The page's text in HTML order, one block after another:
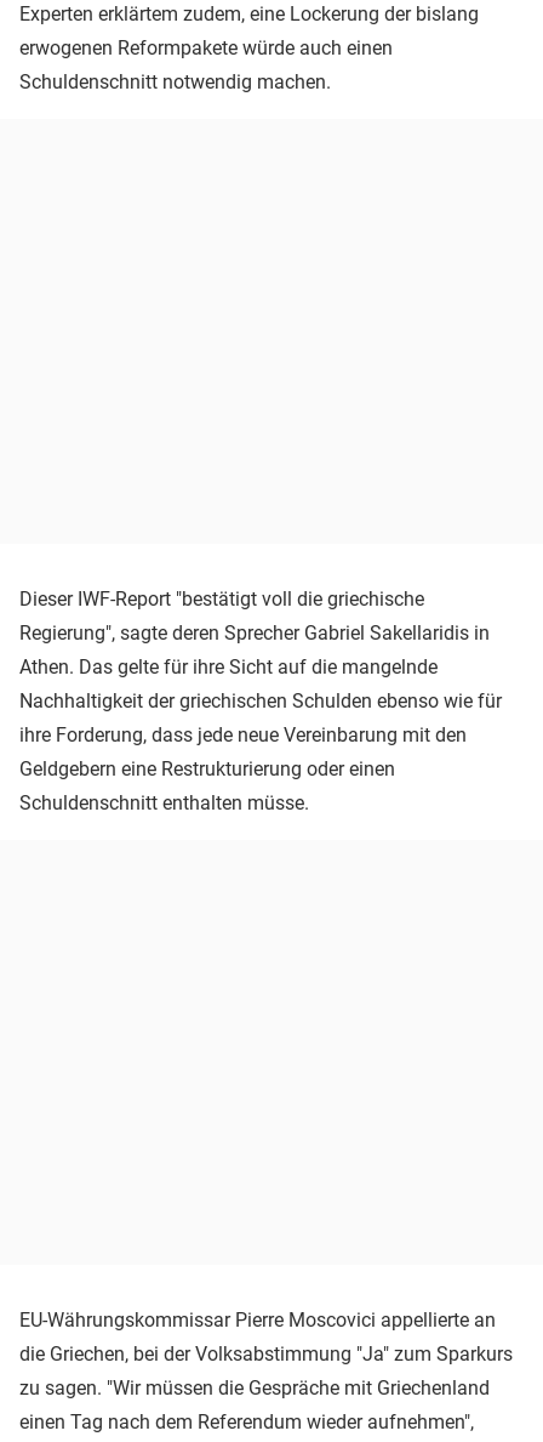
Experten erklärtem zudem, eine Lockerung der bislang
erwogenen Reformpakete würde auch einen
Schuldenschnitt notwendig machen.
Dieser IWF-Report "bestätigt voll die griechische
Regierung", sagte deren Sprecher Gabriel Sakellaridis in
Athen. Das gelte für ihre Sicht auf die mangelnde
Nachhaltigkeit der griechischen Schulden ebenso wie für
ihre Forderung, dass jede neue Vereinbarung mit den
Geldgebern eine Restrukturierung oder einen
Schuldenschnitt enthalten müsse.
EU-Währungskommissar Pierre Moscovici appellierte an
die Griechen, bei der Volksabstimmung "Ja" zum Sparkurs
zu sagen. "Wir müssen die Gespräche mit Griechenland
einen Tag nach dem Referendum wieder aufnehmen",